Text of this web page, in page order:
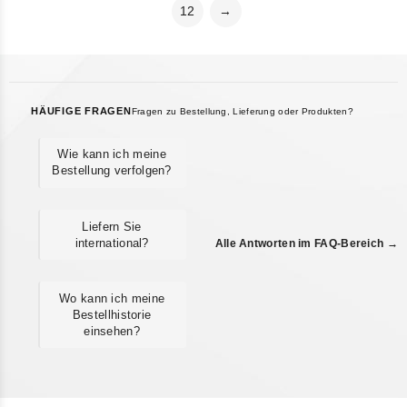
12 →
HÄUFIGE FRAGENFragen zu Bestellung, Lieferung oder Produkten?
Wie kann ich meine
Bestellung verfolgen?
Liefern Sie
international?
Wo kann ich meine
Bestellhistorie
einsehen?
Alle Antworten im FAQ-Bereich →